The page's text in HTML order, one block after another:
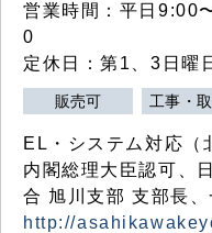
営業時間：平日
0
定休日：第1、3日曜
販売可 工事・
EL・システム対応（
内閣総理大臣認可、
合 旭川支部 支部長
http://